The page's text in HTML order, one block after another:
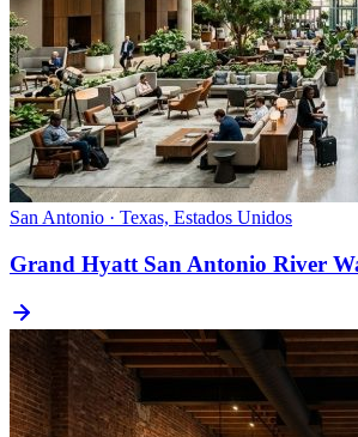
San Antonio · Texas, Estados Unidos
Grand Hyatt San Antonio River